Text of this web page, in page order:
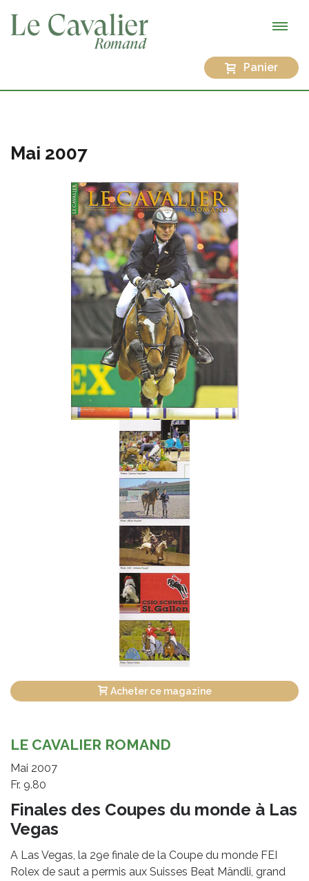
Panier
Mai 2007
Acheter ce magazine
LE CAVALIER ROMAND
Mai 2007
Fr. 9.80
Finales des Coupes du monde à Las
Vegas
A Las Vegas, la 29e finale de la Coupe du monde FEI
Rolex de saut a permis aux Suisses Beat Mändli, grand